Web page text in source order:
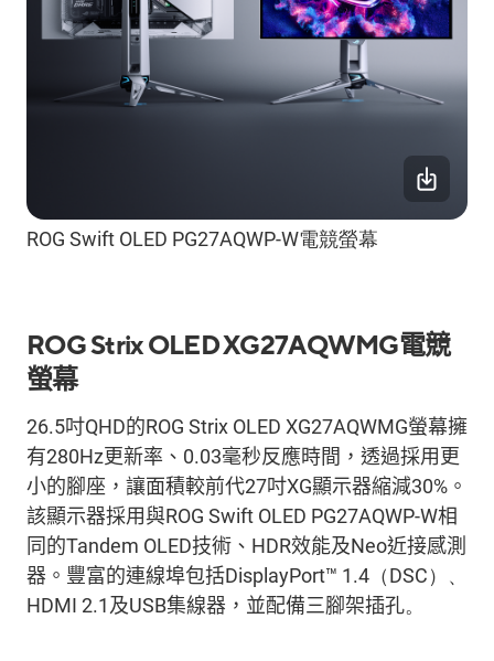
ROG Swift OLED PG27AQWP-W電競螢幕
ROGStrixOLED XG27AQWMG電競
螢幕
26.5吋QHD的ROG Strix OLED XG27AQWMG螢幕擁
有280Hz更新率、 0.03毫秒反應時間，透過採用更
小的腳座 ，讓面積較前代27吋XG顯示器縮減30% 。
該顯示器採用與ROG Swift OLED PG27AQWP-W相
同的Tandem OLED技術、 HDR效能及Neo近接感測
器。豐富的連線埠包括DisplayPort™ 1.4 （DSC）、
HDMI 2.1及USB集線器，並配備三腳架插孔。